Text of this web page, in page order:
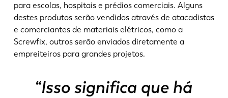
para escolas, hospitais e prédios comerciais. Alguns
destes produtos serão vendidos através de atacadistas
e comerciantes de materiais elétricos, como a
Screwfix, outros serão enviados diretamente a
empreiteiros para grandes projetos.
“Isso significa que há